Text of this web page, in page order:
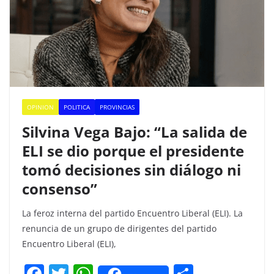
OPINION POLITICA PROVINCIAS
Silvina Vega Bajo: “La salida de
ELI se dio porque el presidente
tomó decisiones sin diálogo ni
consenso”
La feroz interna del partido Encuentro Liberal (ELI). La
renuncia de un grupo de dirigentes del partido
Encuentro Liberal (ELI),